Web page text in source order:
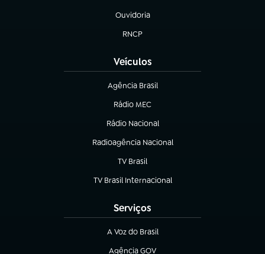
Ouvidoria
(abre em nova aba)
RNCP
(abre em nova aba)
Veículos
Agência Brasil
(abre em nova aba)
Rádio MEC
(abre em nova aba)
Rádio Nacional
Radioagência Nacional
(abre em nova aba)
TV Brasil
(abre em nova aba)
TV Brasil Internacional
(abre em nova aba)
Serviços
A Voz do Brasil
(abre em nova aba)
Agência GOV